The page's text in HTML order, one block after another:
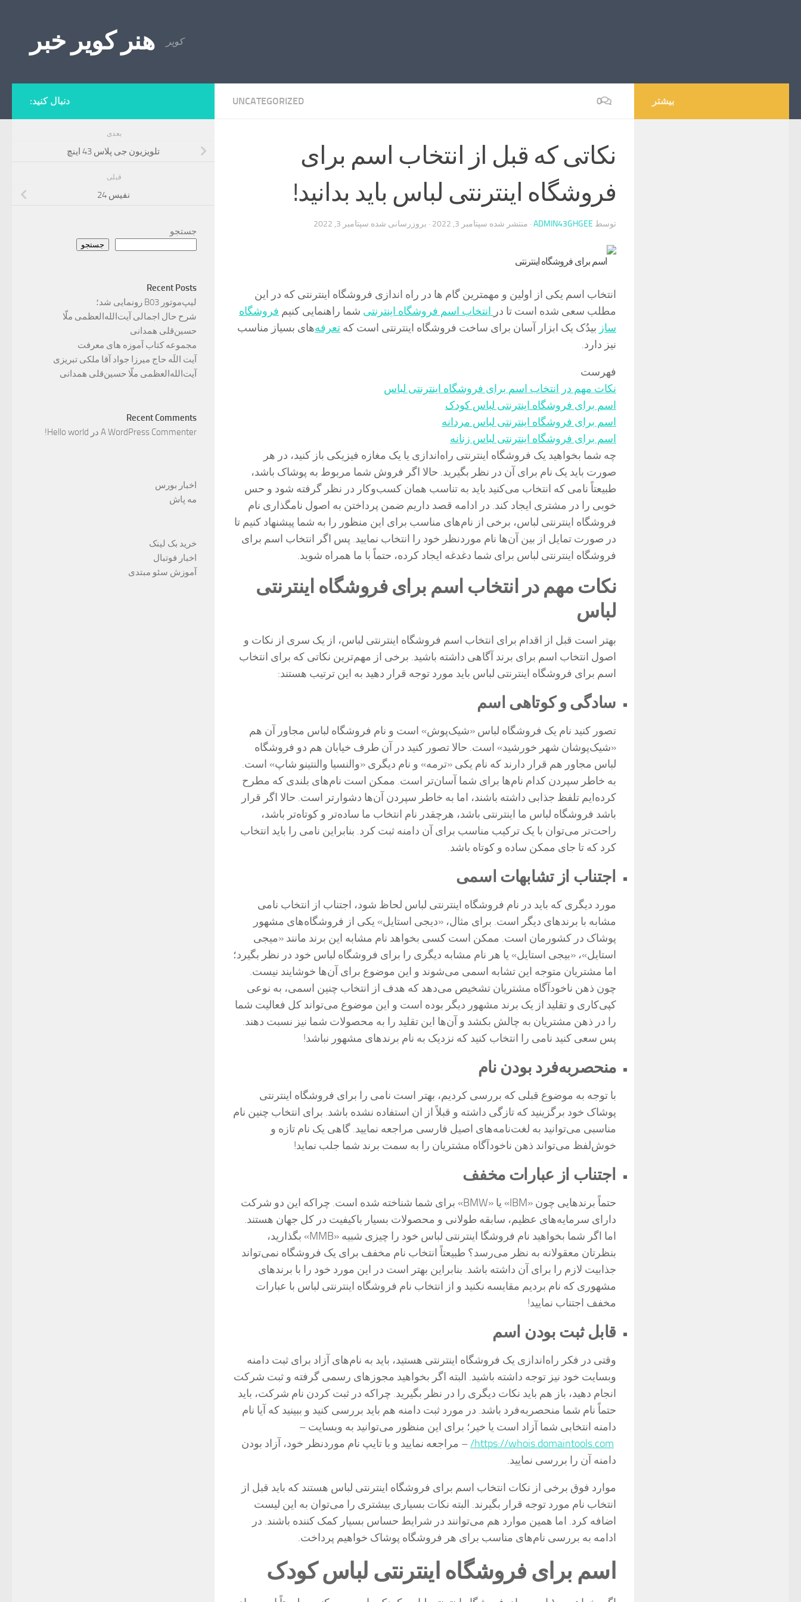
هنر کویر خبر کویر
UNCATEGORIZED 0
نکاتی که قبل از انتخاب اسم برای
فروشگاه اینترنتی لباس باید بدانید!
توسط ADMIN43GHGEE · منتشر شده سپتامبر 3, 2022 · بروزرسانی شده سپتامبر 3, 2022
انتخاب اسم یکی از اولین و مهمترین گام ها در راه اندازی فروشگاه اینترنتی که در این
مطلب سعی شده است تا در انتخاب اسم فروشگاه اینترنتی شما راهنمایی کنیم فروشگاه
ساز بیدُک یک ابزار آسان برای ساخت فروشگاه اینترنتی است که تعرفه‌های بسیاز مناسب
نیز دارد.
فهرست
نکات مهم در انتخاب اسم برای فروشگاه اینترنتی لباس
اسم برای فروشگاه اینترنتی لباس کودک
اسم برای فروشگاه اینترنتی لباس مردانه
اسم برای فروشگاه اینترنتی لباس زنانه
چه شما بخواهید یک فروشگاه اینترنتی راه‌اندازی یا یک مغازه فیزیکی باز کنید، در هر
صورت باید یک نام برای آن در نظر بگیرید. حالا اگر فروش شما مربوط به پوشاک باشد،
طبیعتاً نامی که انتخاب می‌کنید باید به تناسب همان کسب‌وکار در نظر گرفته شود و حس
خوبی را در مشتری ایجاد کند. در ادامه قصد داریم ضمن پرداختن به اصول نامگذاری نام
فروشگاه اینترنتی لباس، برخی از نام‌های مناسب برای این منظور را به شما پیشنهاد کنیم تا
در صورت تمایل از بین آن‌ها نام موردنظر خود را انتخاب نمایید. پس اگر انتخاب اسم برای
فروشگاه اینترنتی لباس برای شما دغدغه ایجاد کرده، حتماً با ما همراه شوید.
نکات مهم در انتخاب اسم برای فروشگاه اینترنتی
لباس
بهتر است قبل از اقدام برای انتخاب اسم فروشگاه اینترنتی لباس، از یک سری از نکات و
اصول انتخاب اسم برای برند آگاهی داشته باشید. برخی از مهم‌ترین نکاتی که برای انتخاب
اسم برای فروشگاه اینترنتی لباس باید مورد توجه قرار دهید به این ترتیب هستند:
سادگی و کوتاهی اسم
تصور کنید نام یک فروشگاه لباس «شیک‌پوش» است و نام فروشگاه لباس مجاور آن هم
«شیک‌پوشان شهر خورشید» است. حالا تصور کنید در آن طرف خیابان هم دو فروشگاه
لباس مجاور هم قرار دارند که نام یکی «ترمه» و نام دیگری «والنسیا والنتینو شاپ» است.
به خاطر سپردن کدام نام‌ها برای شما آسان‌تر است. ممکن است نام‌های بلندی که مطرح
کرده‌ایم تلفظ جذابی داشته باشند، اما به خاطر سپردن آن‌ها دشوارتر است. حالا اگر قرار
باشد فروشگاه لباس ما اینترنتی باشد، هرچقدر نام انتخاب ما ساده‌تر و کوتاه‌تر باشد،
راحت‌تر می‌توان با یک ترکیب مناسب برای آن دامنه ثبت کرد. بنابراین نامی را باید انتخاب
کرد که تا جای ممکن ساده و کوتاه باشد.
اجتناب از تشابهات اسمی
مورد دیگری که باید در نام فروشگاه اینترنتی لباس لحاظ شود، اجتناب از انتخاب نامی
مشابه با برندهای دیگر است. برای مثال، «دیجی استایل» یکی از فروشگاه‌های مشهور
پوشاک در کشورمان است. ممکن است کسی بخواهد نام مشابه این برند مانند «میجی
استایل»، «بیجی استایل» یا هر نام مشابه دیگری را برای فروشگاه لباس خود در نظر بگیرد؛
اما مشتریان متوجه این تشابه اسمی می‌شوند و این موضوع برای آن‌ها خوشایند نیست.
چون ذهن ناخودآگاه مشتریان تشخیص می‌دهد که هدف از انتخاب چنین اسمی، به نوعی
کپی‌کاری و تقلید از یک برند مشهور دیگر بوده است و این موضوع می‌تواند کل فعالیت شما
را در ذهن مشتریان به چالش بکشد و آن‌ها این تقلید را به محصولات شما نیز نسبت دهند.
پس سعی کنید نامی را انتخاب کنید که نزدیک به نام برندهای مشهور نباشد!
منحصربه‌فرد بودن نام
با توجه به موضوع قبلی که بررسی کردیم، بهتر است نامی را برای فروشگاه اینترنتی
پوشاک خود برگزینید که تازگی داشته و قبلاً از ان استفاده نشده باشد. برای انتخاب چنین نام
مناسبی می‌توانید به لغت‌نامه‌های اصیل فارسی مراجعه نمایید. گاهی یک نام تازه و
خوش‌لفظ می‌تواند ذهن ناخودآگاه مشتریان را به سمت برند شما جلب نماید!
اجتناب از عبارات مخفف
حتماً برندهایی چون «IBM» یا «BMW» برای شما شناخته شده است. چراکه این دو شرکت
دارای سرمایه‌های عظیم، سابقه طولانی و محصولات بسیار باکیفیت در کل جهان هستند.
اما اگر شما بخواهید نام فروشگا اینترنتی لباس خود را چیزی شبیه «MMB» بگذارید،
بنظرتان معقولانه به نظر می‌رسد؟ طبیعتاً انتخاب نام مخفف برای یک فروشگاه نمی‌تواند
جذابیت لازم را برای آن داشته باشد. بنابراین بهتر است در این مورد خود را با برندهای
مشهوری که نام بردیم مقایسه نکنید و از انتخاب نام فروشگاه اینترنتی لباس با عبارات
مخفف اجتناب نمایید!
قابل ثبت بودن اسم
وقتی در فکر راه‌اندازی یک فروشگاه اینترنتی هستید، باید به نام‌های آزاد برای ثبت دامنه
وبسایت خود نیز توجه داشته باشید. البته اگر بخواهید مجوزهای رسمی گرفته و ثبت شرکت
انجام دهید، باز هم باید نکات دیگری را در نظر بگیرید. چراکه در ثبت کردن نام شرکت، باید
حتماً نام شما منحصربه‌فرد باشد. در مورد ثبت دامنه هم باید بررسی کنید و ببینید که آیا نام
دامنه انتخابی شما آزاد است یا خیر؛ برای این منظور می‌توانید به وبسایت –
https://whois.domaintools.com/ – مراجعه نمایید و با تایپ نام موردنظر خود، آزاد بودن
دامنه آن را بررسی نمایید.
موارد فوق برخی از نکات انتخاب اسم برای فروشگاه اینترنتی لباس هستند که باید قبل از
انتخاب نام مورد توجه قرار بگیرند. البته نکات بسیاری بیشتری را می‌توان به این لیست
اضافه کرد. اما همین موارد هم می‌توانند در شرایط حساس بسیار کمک کننده باشند. در
ادامه به بررسی نام‌های مناسب برای هر فروشگاه پوشاک خواهیم پرداخت.
اسم برای فروشگاه اینترنتی لباس کودک
دنبال کنید:
بعدی
تلویزیون جی پلاس 43 اینچ
قبلی
نفیس 24
جستجو
جستجو
Recent Posts
لیپ‌موتور B03 رونمایی شد؛
شرح حال اجمالی آیت‌الله‌العظمی ملّا
حسین‌قلی همدانی
مجموعه کتاب آموزه های معرفت
آیت اللَه حاج میرزا جواد آقا ملکی تبریزی
آیت‌الله‌العظمی ملّا حسین‌قلی همدانی
Recent Comments
A WordPress Commenter در Hello world!
اخبار بورس
مه پاش
خرید بک لینک
اخبار فوتبال
آموزش سئو مبتدی
بیشتر